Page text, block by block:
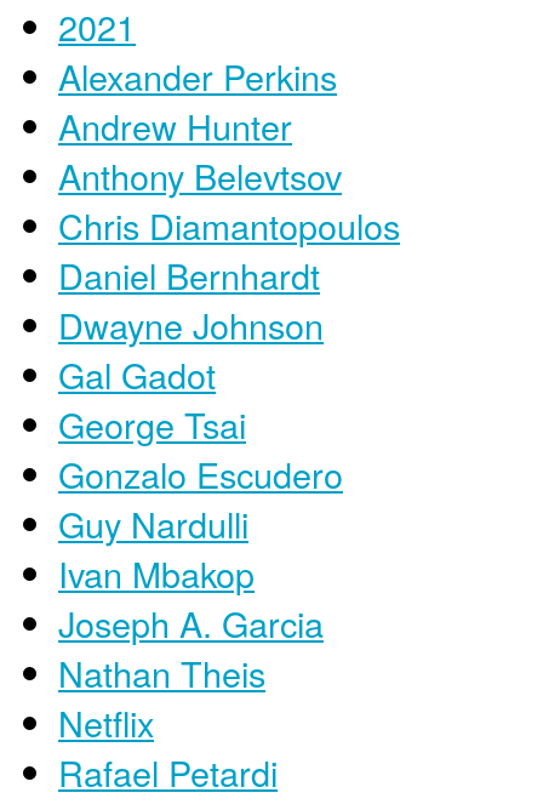
2021
Alexander Perkins
Andrew Hunter
Anthony Belevtsov
Chris Diamantopoulos
Daniel Bernhardt
Dwayne Johnson
Gal Gadot
George Tsai
Gonzalo Escudero
Guy Nardulli
Ivan Mbakop
Joseph A. Garcia
Nathan Theis
Netflix
Rafael Petardi